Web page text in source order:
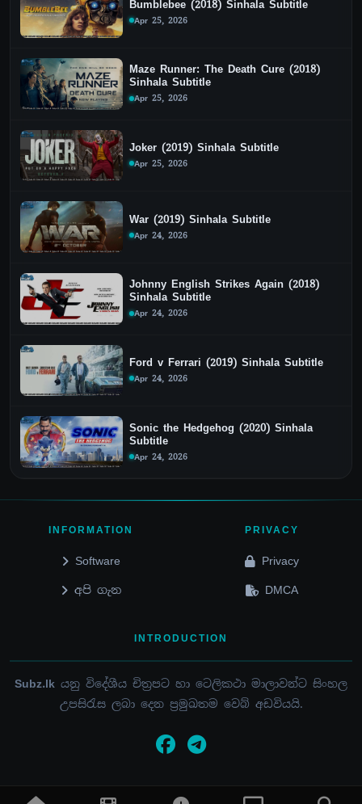
Bumblebee (2018) Sinhala Subtitle
Apr 25, 2026
Maze Runner: The Death Cure (2018)
Sinhala Subtitle
Apr 25, 2026
Joker (2019) Sinhala Subtitle
Apr 25, 2026
War (2019) Sinhala Subtitle
Apr 24, 2026
Johnny English Strikes Again (2018)
Sinhala Subtitle
Apr 24, 2026
Ford v Ferrari (2019) Sinhala Subtitle
Apr 24, 2026
Sonic the Hedgehog (2020) Sinhala
Subtitle
Apr 24, 2026
INFORMATION
Software
අපි ගැන
PRIVACY
Privacy
DMCA
INTRODUCTION
Subz.lk යනු විදේශීය චිත්‍රපට හා ටෙලිකථා මාලාවන්ට සිංහල
උපසිරැස ලබා දෙන ප්‍රමුඛතම වෙබ් අඩවියයි.